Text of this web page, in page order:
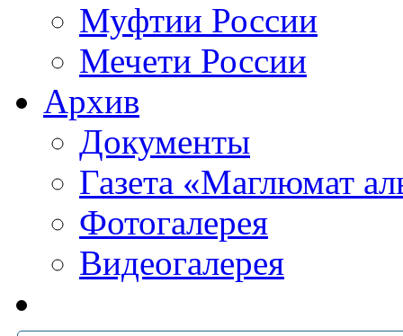
Муфтии России
Мечети России
Архив
Документы
Газета «Маглюмат
Фотогалерея
Видеогалерея